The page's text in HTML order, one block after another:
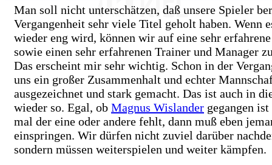
Man soll nicht unterschätzen, daß unsere Spieler
Vergangenheit sehr viele Titel geholt haben. Wenn
wieder eng wird, können wir auf eine sehr
sowie einen sehr erfahrenen Trainer und Manager
Das erscheint mir sehr wichtig. Schon in der
uns ein großer Zusammenhalt und echter
ausgezeichnet und stark gemacht. Das ist auch in
wieder so. Egal, ob Magnus Wislander gegangen
mal der eine oder andere fehlt, dann muß eben
einspringen. Wir dürfen nicht zuviel darüber
sondern müssen weiterspielen und weiter kämpfen.